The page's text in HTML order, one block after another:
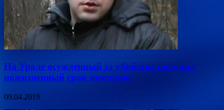
На Урале осужденный за убийства получил
пожизненный срок повторно
09.04.2019